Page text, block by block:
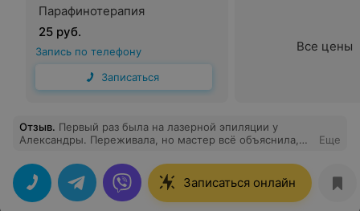
Парафинотерапия
25 руб.
Запись по телефону
Записаться
Все цены
Отзыв. Первый раз была на лазерной эпиляции у
Александры. Переживала, но мастер всё объяснила,
Процедура быстрая, аппарат с охлаждением. После
сеанса дала рекомендации по уходу. Кожа спокойная,
без раздражения. Первый опыт — отличный!
Рекомендую
Еще
Записаться онлайн